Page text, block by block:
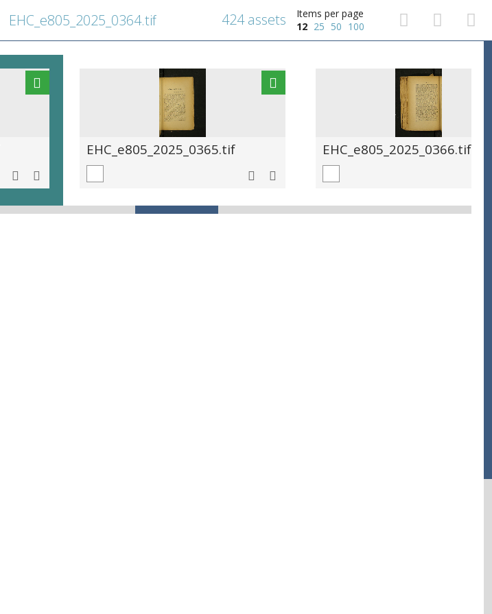
EHC_e805_2025_0364.tif
Items per page
12 25 50 100
424 assets
EHC_e805_2025_0365.tif EHC_e805_2025_0366.tif